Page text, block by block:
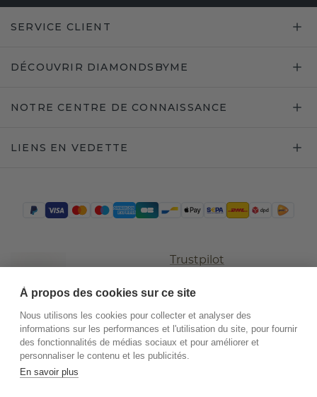
SERVICE CLIENT
DÉCOUVRIR DIAMONDSBYME
NOTRE CENTRE DE CONNAISSANCE
LIENS EN VEDETTE
Trustpilot
À propos des cookies sur ce site
Nous utilisons les cookies pour collecter et analyser des
informations sur les performances et l'utilisation du site, pour fournir
des fonctionnalités de médias sociaux et pour améliorer et
personnaliser le contenu et les publicités.
En savoir plus